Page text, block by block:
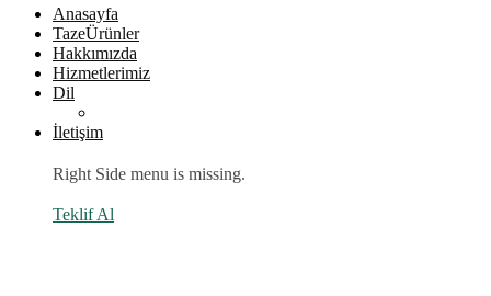
Anasayfa
TazeÜrünler
Hakkımızda
Hizmetlerimiz
Dil
İletişim
Right Side menu is missing.
Teklif Al